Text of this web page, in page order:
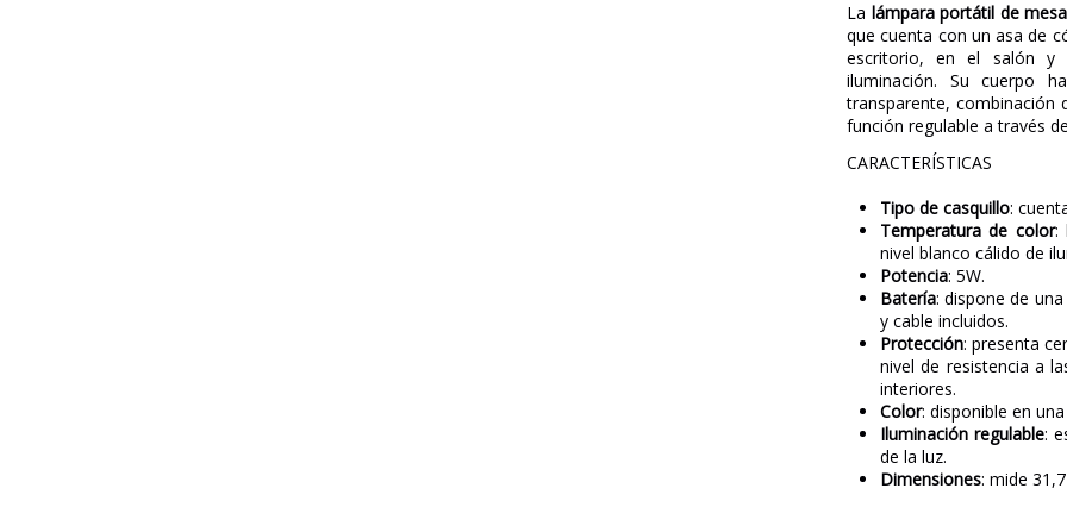
La lámpara portátil de mesa
que cuenta con un asa de
escritorio, en el salón y
iluminación. Su cuerpo
transparente, combinación
función regulable a través
CARACTERÍSTICAS
Tipo de casquillo:
Temperatura de color:
nivel blanco cálido de
Potencia: 5W.
Batería: dispone de
y cable incluidos.
Protección: presenta
nivel de resistencia a
interiores.
Color: disponible en
Iluminación regulable:
de la luz.
Dimensiones: mide